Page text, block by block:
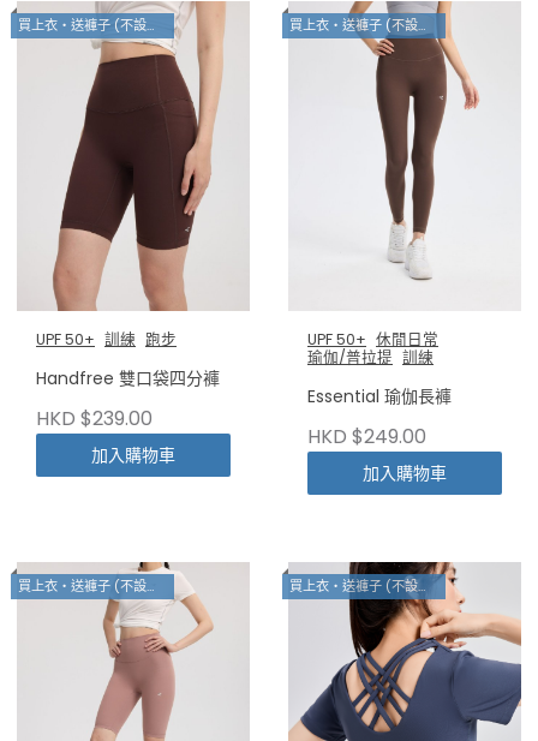
買上衣・送褲子 (不設退換)
UPF 50+ 訓練 跑步
Handfree 雙口袋四分褲
HKD $239.00
加入購物車
買上衣・送褲子 (不設退換)
UPF 50+ 休閒日常
瑜伽/普拉提 訓練
Essential 瑜伽長褲
HKD $249.00
加入購物車
買上衣・送褲子 (不設退換) 買上衣・送褲子 (不設退換)